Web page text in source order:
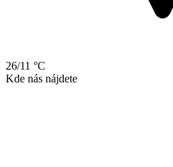
26/11 °C
Kde nás nájdete